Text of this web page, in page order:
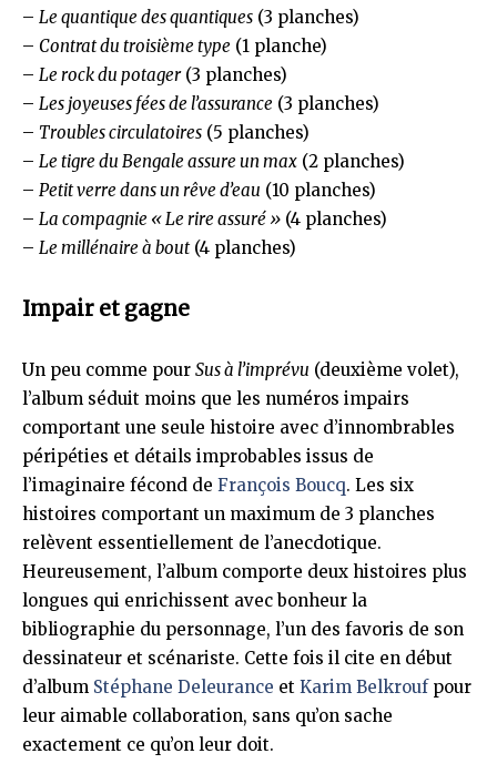
– Le quantique des quantiques (3 planches)
– Contrat du troisième type (1 planche)
– Le rock du potager(3 planches)
– Les joyeuses fées de l’assurance (3 planches)
– Troubles circulatoires (5 planches)
– Le tigre du Bengale assure un max (2 planches)
– Petit verre dans un rêve d’eau (10 planches)
– La compagnie « Le rire assuré » (4 planches)
– Le millénaire à bout(4 planches)
Impair et gagne
Un peu comme pour Sus à l’imprévu (deuxième volet),
l’album séduit moins que les numéros impairs
comportant une seule histoire avec d’innombrables
péripéties et détails improbables issus de
l’imaginaire fécond de François Boucq. Les six
histoires comportant un maximum de 3 planches
relèvent essentiellement de l’anecdotique.
Heureusement, l’album comporte deux histoires plus
longues qui enrichissent avec bonheur la
bibliographie du personnage, l’un des favoris de son
dessinateur et scénariste. Cette fois il cite en début
d’album Stéphane Deleurance et Karim Belkroufpour
leur aimable collaboration, sans qu’on sache
exactement ce qu’on leur doit.